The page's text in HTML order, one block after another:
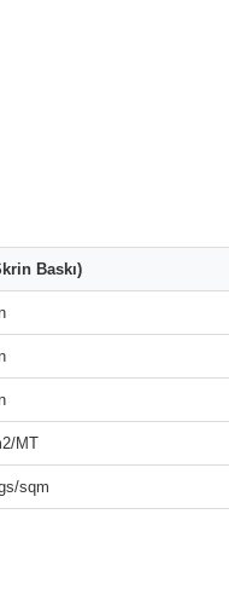
Baskı)
MT
sqm